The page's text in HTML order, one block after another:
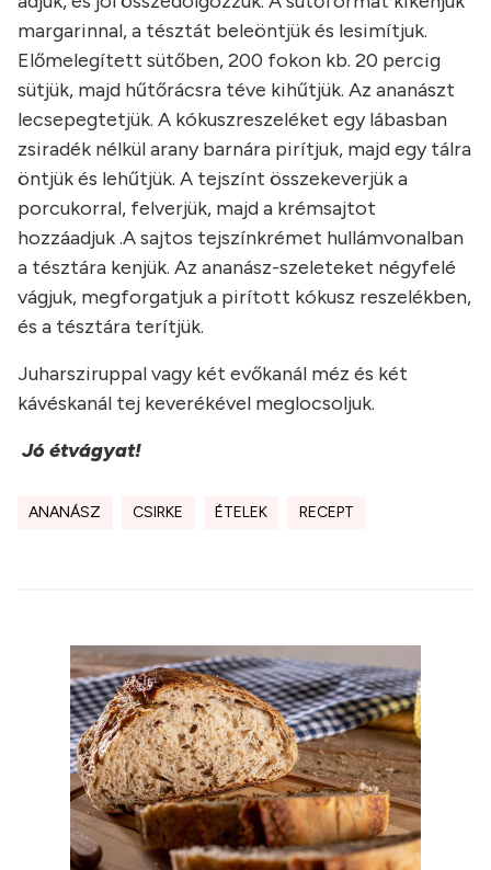
margarinnal, a tésztát beleöntjük és lesimítjuk.
Előmelegített sütőben, 200 fokon kb. 20 percig
sütjük, majd hűtőrácsra téve kihűtjük. Az ananászt
lecsepegtetjük. A kókuszreszeléket egy lábasban
zsiradék nélkül arany barnára pirítjuk, majd egy tálra
öntjük és lehűtjük. A tejszínt összekeverjük a
porcukorral, felverjük, majd a krémsajtot
hozzáadjuk .A sajtos tejszínkrémet hullámvonalban
a tésztára kenjük. Az ananász-szeleteket négyfelé
vágjuk, megforgatjuk a pirított kókusz reszelékben,
és a tésztára terítjük.
Juharsziruppal vagy két evőkanál méz és két
kávéskanál tej keverékével meglocsoljuk.
Jó étvágyat!
ANANÁSZ CSIRKE ÉTELEK RECEPT